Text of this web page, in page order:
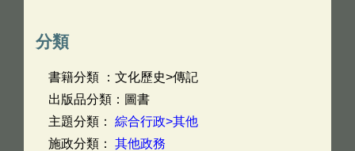
分類
書籍分類 ：文化歷史>傳記
出版品分類：圖書
主題分類： 綜合行政>其他
施政分類： 其他政務